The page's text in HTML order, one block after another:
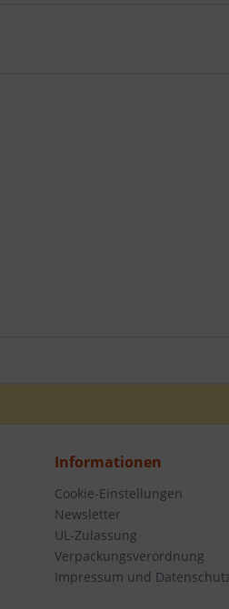
Informationen
Cookie-Einstellungen
Newsletter
UL-Zulassung
Verpackungsverordnung
Impressum und